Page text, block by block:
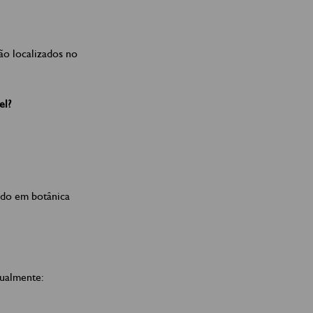
localizados no
em botânica